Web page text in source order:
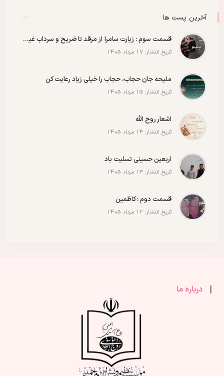
مادران شهدا
مجمع دختران روح اللهآخرین پست ها
قسمت سوم : زیارت سامرا از مرقد تا ضریح و سرداب غیبت امام زمان عجل الله رو با عشق ببینید
تاریخ انتشار: 17 مرداد 1405
ملیحه جان حجاب، حجاب را خیلی زیاد رعایت کن
تاریخ انتشار: 15 مرداد 1405
اشعار روح الله
تاریخ انتشار: 14 مرداد 1405
اربعین حسینی تسلیت باد
تاریخ انتشار: 13 مرداد 1405
قسمت دوم : کاظمین
تاریخ انتشار: 12 مرداد 1405
درباره ما